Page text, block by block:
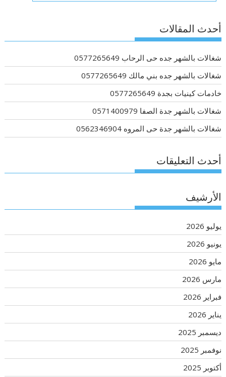
أحدث المقالات
شغالات بالشهر جده حى الرحاب 0577265649
شغالات بالشهر جده بني مالك 0577265649
خادمات كينيات بجدة 0577265649
شغالات بالشهر جدة الصفا 0571400979
شغالات بالشهر جدة حى المروه 0562346904
أحدث التعليقات
الأرشيف
يوليو 2026
يونيو 2026
مايو 2026
مارس 2026
فبراير 2026
يناير 2026
ديسمبر 2025
نوفمبر 2025
أكتوبر 2025